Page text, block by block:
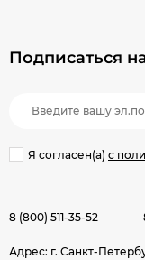
Подписаться
Я согласен(a) с
8 (800) 511-35-52
Адрес: г. Санкт-